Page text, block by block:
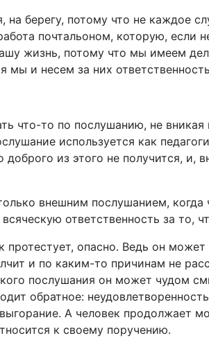
на берегу, потому что не каждое
почтальоном, которую, если
жизнь, потому что мы имеем
мы и несем за них
что-то по послушанию, не вникая
используется как
из этого не получится, и,
внешним послушанием,
ответственность за то,
опасно. Ведь он может
и по каким-то причинам не
послушания он может чудом
обратное:
А человек продолжает
к своему поручению.